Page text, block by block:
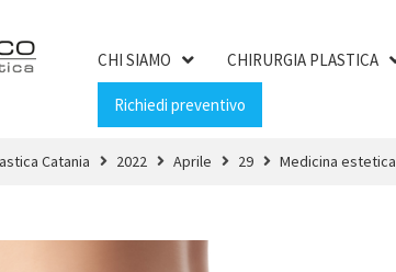
CHI SIAMO CHIRURGIA PLASTICA
Richiedi preventivo
Catania 2022 Aprile 29 Medicina estetica